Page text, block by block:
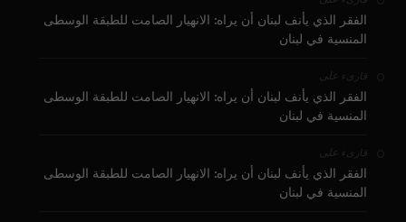
الفقر الذي يأنف لبنان أن يراه: الانهيار الصامت للطبقة الوسطى
المنسية في لبنان
قارىء على
الفقر الذي يأنف لبنان أن يراه: الانهيار الصامت للطبقة الوسطى
المنسية في لبنان
قارىء على
الفقر الذي يأنف لبنان أن يراه: الانهيار الصامت للطبقة الوسطى
المنسية في لبنان